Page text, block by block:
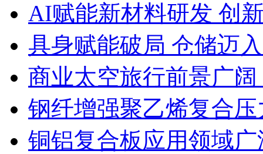
AI赋能新材料研发 创
具身赋能破局 仓储迈
商业太空旅行前景广
钢纤增强聚乙烯复合
铜铝复合板应用领域